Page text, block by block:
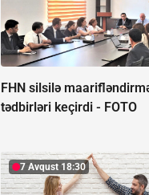
FHN silsilə
tədbirləri keçirdi - FOTO
7 Avqust 18:30